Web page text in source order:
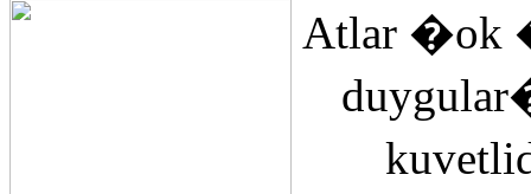
Atlar �ok